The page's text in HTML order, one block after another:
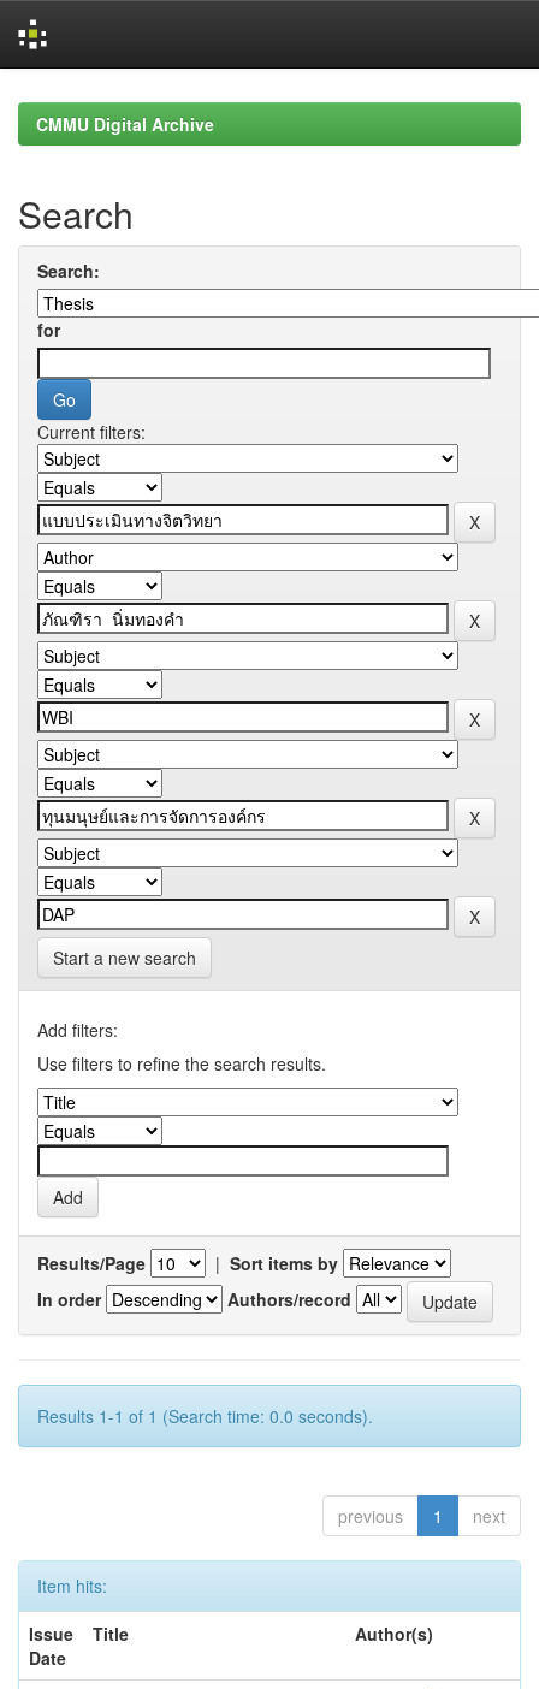
navigationCMMU Digital Archive
Search
Search:
for
Current filters:
Start a new search
Add filters:
Use filters to refine the search results.
Results/Page | Sort items by
In order
Authors/record
Results 1-1 of 1 (Search time: 0.0 seconds).
previous 1 next
Item hits:
Issue
Date
Title Author(s)